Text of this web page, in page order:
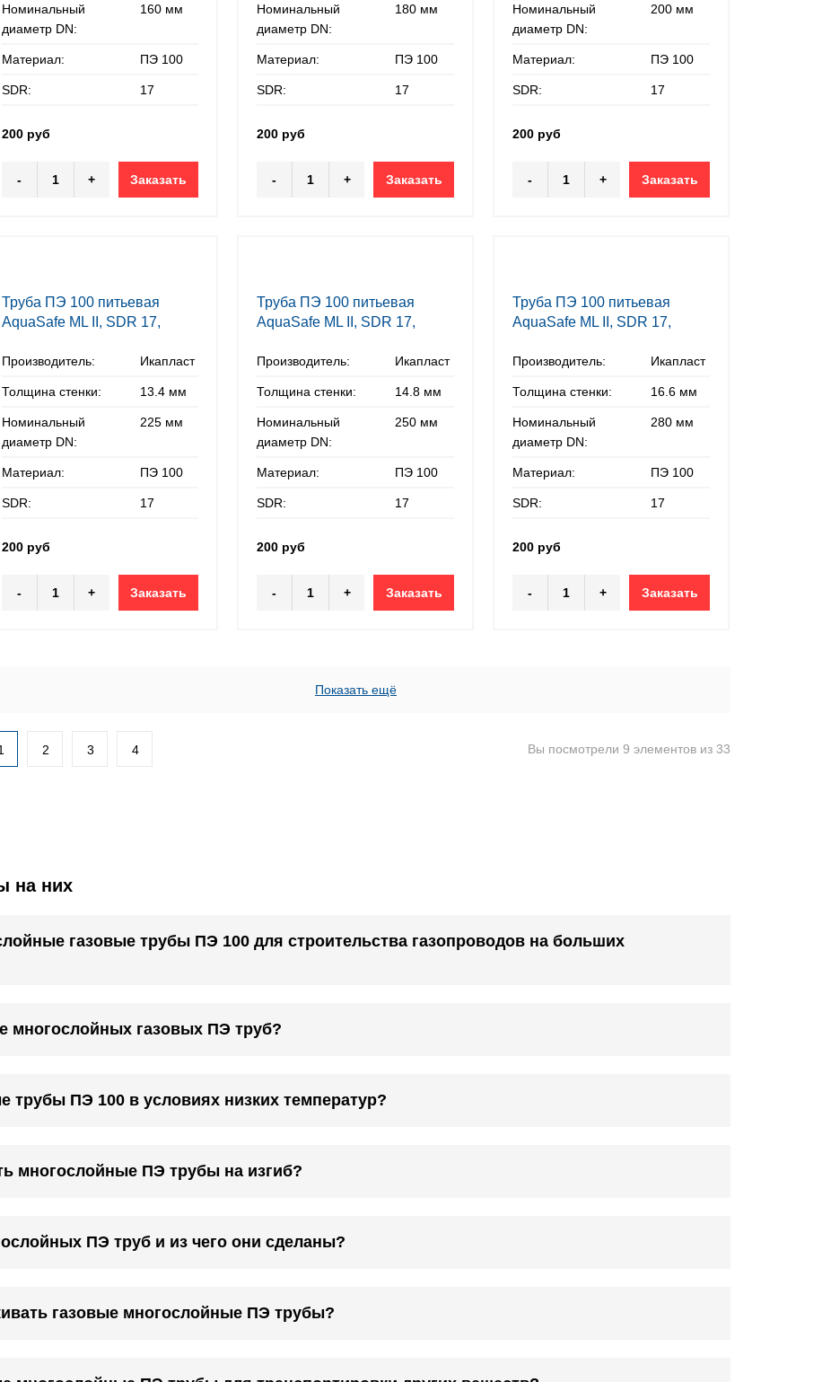
Номинальный
диаметр DN:
160 мм
Материал: ПЭ 100
SDR: 17
200 руб
- + Заказать
Номинальный
диаметр DN:
180 мм
Материал: ПЭ 100
SDR: 17
200 руб
- + Заказать
Номинальный
диаметр DN:
200 мм
Материал: ПЭ 100
SDR: 17
200 руб
- + Заказать
Труба ПЭ 100 питьевая
AquaSafe ML II, SDR 17,
Производитель: Икапласт
Толщина стенки: 13.4 мм
Номинальный
диаметр DN:
225 мм
Материал: ПЭ 100
SDR: 17
200 руб
- + Заказать
Труба ПЭ 100 питьевая
AquaSafe ML II, SDR 17,
Производитель: Икапласт
Толщина стенки: 14.8 мм
Номинальный
диаметр DN:
250 мм
Материал: ПЭ 100
SDR: 17
200 руб
- + Заказать
Труба ПЭ 100 питьевая
AquaSafe ML II, SDR 17,
Производитель: Икапласт
Толщина стенки: 16.6 мм
Номинальный
диаметр DN:
280 мм
Материал: ПЭ 100
SDR: 17
200 руб
- + Заказать
Показать ещё
2 3 4 Вы посмотрели 9 элементов из 33
на них
газовые трубы ПЭ 100 для строительства газопроводов на больших
многослойных газовых ПЭ труб?
трубы ПЭ 100 в условиях низких температур?
многослойные ПЭ трубы на изгиб?
ПЭ труб и из чего они сделаны?
газовые многослойные ПЭ трубы?